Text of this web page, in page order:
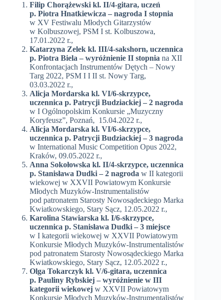
Filip Chorążewski kl. II/4-gitara, uczeń
p. Piotra Hnatkiewicza – nagroda I stopnia
w XV Festiwalu Młodych Gitarzystów
w Kolbuszowej, PSM I st. Kolbuszowa,
17.01.2022 r.,
Katarzyna Zelek kl. III/4-sakshorn, uczennica
p. Piotra Biela – wyróżnienie II stopnia na XII
Konfrontacjach Instrumentów Dętych – Nowy
Targ 2022, PSM I I II st. Nowy Targ,
03.03.2022 r.,
Alicja Mordarska kl. VI/6-skrzypce,
uczennica p. Patrycji Budziackiej – 2 nagroda
w I Ogólnopolskim Konkursie „Muzyczny
Koryfeusz”, Poznań, 15.04.2022 r.,
Alicja Mordarska kl. VI/6-skrzypce,
uczennica p. Patrycji Budziackiej – 3 nagroda
w International Music Competition Opus 2022,
Kraków, 09.05.2022 r.,
Anna Sokołowska kl. II/4-skrzypce, uczennica
p. Stanisława Dudki – 2 nagroda w II kategorii
wiekowej w XXVII Powiatowym Konkursie
Młodych Muzyków-Instrumentalistów
pod patronatem Starosty Nowosądeckiego Marka
Kwiatkowskiego, Stary Sącz, 12.05.2022 r.,
Karolina Stawiarska kl. I/6-skrzypce,
uczennica p. Stanisława Dudki – 3 miejsce
w I kategorii wiekowej w XXVII Powiatowym
Konkursie Młodych Muzyków-Instrumentalistów
pod patronatem Starosty Nowosądeckiego Marka
Kwiatkowskiego, Stary Sącz, 12.05.2022 r.,
Olga Tokarczyk kl. V/6-gitara, uczennica
p. Pauliny Rybskiej – wyróżnienie w III
kategorii wiekowej w XXVII Powiatowym
Konkursie Młodych Muzyków-Instrumentalistów